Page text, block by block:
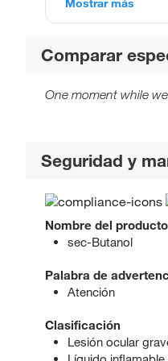
Mostrar más
Comparar
One moment while
Seguridad y
Nombre del producto
sec-Butanol
Palabra de
Atención
Clasificación
Lesión ocular